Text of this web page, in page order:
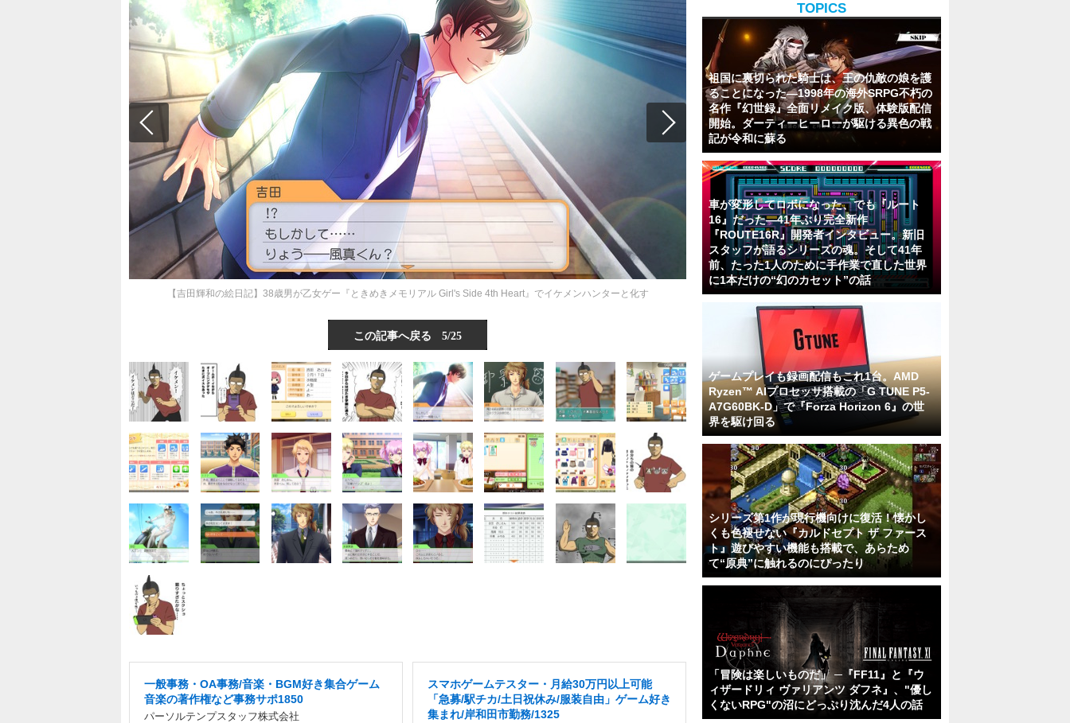
【吉田輝和の絵日記】38歳男が乙女ゲー『ときめきメモリアル Girl's Side 4th Heart』でイケメンハンターと化す
この記事へ戻る 5/25
一般事務・OA事務/音楽・BGM好き集合ゲーム
音楽の著作権など事務サポ1850
パーソルテンプスタッフ株式会社
スマホゲームテスター・月給30万円以上可能
「急募/駅チカ/土日祝休み/服装自由」ゲーム好き
集まれ/岸和田市勤務/1325
TOPICS
祖国に裏切られた騎士は、王の仇敵の娘を護
ることになった―1998年の海外SRPG不朽の
名作『幻世録』全面リメイク版、体験版配信
開始。ダーティーヒーローが駆ける異色の戦
記が令和に蘇る
車が変形してロボになった、でも『ルート
16』だった―41年ぶり完全新作
『ROUTE16R』開発者インタビュー。新旧
スタッフが語るシリーズの魂。そして41年
前、たった1人のために手作業で直した世界
に1本だけの“幻のカセット”の話
ゲームプレイも録画配信もこれ1台。AMD
Ryzen™ AIプロセッサ搭載の「G TUNE P5-
A7G60BK-D」で『Forza Horizon 6』の世
界を駆け回る
シリーズ第1作が現行機向けに復活！懐かし
くも色褪せない『カルドセプト ザ ファース
ト』遊びやすい機能も搭載で、あらため
て“原典”に触れるのにぴったり
「冒険は楽しいものだ」 ─『FF11』と『ウ
ィザードリィ ヴァリアンツ ダフネ』、"優し
くないRPG"の沼にどっぷり沈んだ4人の話